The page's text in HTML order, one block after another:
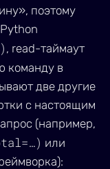
поэтому
, read-таймаут
команду в
две другие
с настоящим
(например,
или